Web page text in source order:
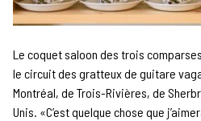
Le coquet saloon des trois
le circuit des gratteux de guitare
Montréal, de Trois-Rivières, de
Unis. «C’est quelque chose que